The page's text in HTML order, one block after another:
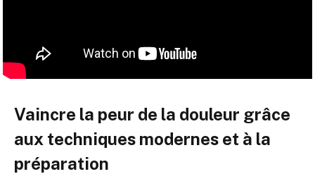
Vaincre la peur de la douleur grâce
aux techniques modernes et à la
préparation